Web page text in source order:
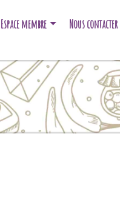
Espace membre Nous contacter